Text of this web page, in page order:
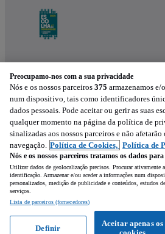
Experimenta a
Preocupamo-nos com a sua privacidade
Nós e os nossos parceiros 375 armazenamos e/
num dispositivo, tais como identificadores
dados pessoais. Pode aceitar ou gerir as suas
qualquer momento na página da política de
sinalizadas aos nossos parceiros e não afetarão
navegação. Política de Cookies, Política de
Nós e os nossos parceiros tratamos os dados
Utilizar dados de geolocalização precisos. Procurar ativamente
identificação. Armazenar e/ou aceder a informações num
personalizados, medição de publicidade e conteúdos, estudos
serviços.
Lista de parceiros (fornecedores)
Aceitar apenas os
Definir